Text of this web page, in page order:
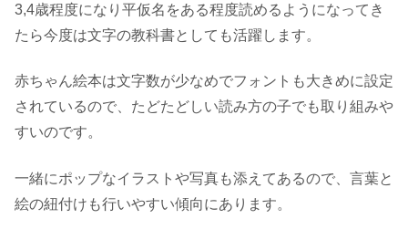
3,4歳程度になり平仮名をある程度読めるようになってき
たら今度は文字の教科書としても活躍します。
赤ちゃん絵本は文字数が少なめでフォントも大きめに設定
されているので、たどたどしい読み方の子でも取り組みや
すいのです。
一緒にポップなイラストや写真も添えてあるので、言葉と
絵の紐付けも行いやすい傾向にあります。